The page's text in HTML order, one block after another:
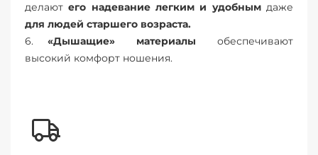
делаютего надевание легким и удобнымдаже
для людей старшего возраста.
«Дышащие» материалы обеспечивают
высокий комфорт ношения.